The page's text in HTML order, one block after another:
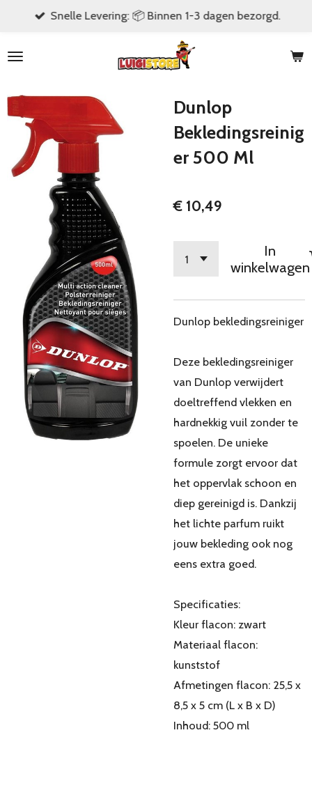
naar
hoofdinhoud
Snelle Levering: 📦 Binnen 1-3 dagen bezorgd.
Dunlop
Bekledingsreinig
er 500 Ml
€ 10,49
In
winkelwagen
Dunlop bekledingsreiniger
Deze bekledingsreiniger
van Dunlop verwijdert
doeltreffend vlekken en
hardnekkig vuil zonder te
spoelen. De unieke
formule zorgt ervoor dat
het oppervlak schoon en
diep gereinigd is. Dankzij
het lichte parfum ruikt
jouw bekleding ook nog
eens extra goed.
Specificaties:
Kleur flacon: zwart
Materiaal flacon:
kunststof
Afmetingen flacon: 25,5 x
8,5 x 5 cm (L x B x D)
Inhoud: 500 ml